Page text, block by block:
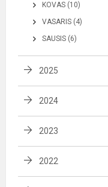
KOVAS (10)
VASARIS (4)
SAUSIS (6)
2025
2024
2023
2022